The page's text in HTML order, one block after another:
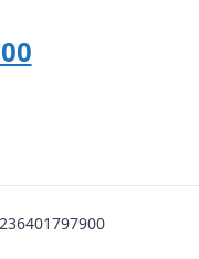
Den
kr. 329,00.